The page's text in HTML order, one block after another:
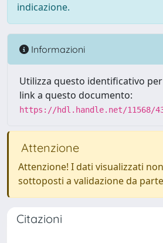
indicazione.
Informazioni
Utilizza questo identificativo
link a questo documento:
https://hdl.handle.net/11568/
Attenzione
Attenzione! I dati visualizzati
sottoposti a validazione da
Citazioni